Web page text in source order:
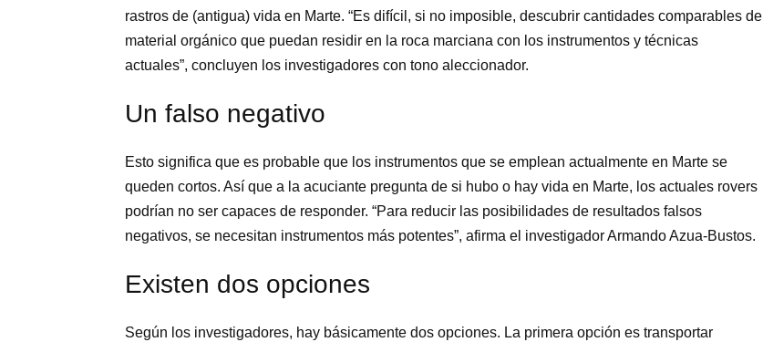
rastros de (antigua) vida en Marte. “Es difícil, si no imposible, descubrir cantidades comparables de
material orgánico que puedan residir en la roca marciana con los instrumentos y técnicas
actuales”, concluyen los investigadores con tono aleccionador.
Un falso negativo
Esto significa que es probable que los instrumentos que se emplean actualmente en Marte se
queden cortos. Así que a la acuciante pregunta de si hubo o hay vida en Marte, los actuales rovers
podrían no ser capaces de responder. “Para reducir las posibilidades de resultados falsos
negativos, se necesitan instrumentos más potentes”, afirma el investigador Armando Azua-Bustos.
Existen dos opciones
Según los investigadores, hay básicamente dos opciones. La primera opción es transportar